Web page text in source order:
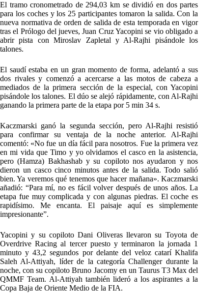
El tramo cronometrado de 294,03 km se dividió en dos partes
para los coches y los 25 participantes tomaron la salida. Con la
nueva normativa de orden de salida de esta temporada en vigor
tras el Prólogo del jueves, Juan Cruz Yacopini se vio obligado a
abrir pista con Miroslav Zapletal y Al-Rajhi pisándole los
talones.
El saudí estaba en un gran momento de forma, adelantó a sus
dos rivales y comenzó a acercarse a las motos de cabeza a
mediados de la primera sección de la especial, con Yacopini
pisándole los talones. El dúo se alejó rápidamente, con Al-Rajhi
ganando la primera parte de la etapa por 5 min 34 s.
Kaczmarski ganó la segunda sección, pero Al-Rajhi resistió
para confirmar su ventaja de la noche anterior. Al-Rajhi
comentó: «No fue un día fácil para nosotros. Fue la primera vez
en mi vida que Timo y yo olvidamos el casco en la asistencia,
pero (Hamza) Bakhashab y su copiloto nos ayudaron y nos
dieron un casco cinco minutos antes de la salida. Todo salió
bien. Ya veremos qué tenemos que hacer mañana». Kaczmarski
añadió: “Para mí, no es fácil volver después de unos años. La
etapa fue muy complicada y con algunas piedras. El coche es
rapidísimo. Me encanta. El paisaje aquí es simplemente
impresionante”.
Yacopini y su copiloto Dani Oliveras llevaron su Toyota de
Overdrive Racing al tercer puesto y terminaron la jornada 1
minuto y 43,2 segundos por delante del veloz catarí Khalifa
Saleh Al-Attiyah, líder de la categoría Challenger durante la
noche, con su copiloto Bruno Jacomy en un Taurus T3 Max del
QMMF Team. Al-Attiyah también lideró a los aspirantes a la
Copa Baja de Oriente Medio de la FIA.